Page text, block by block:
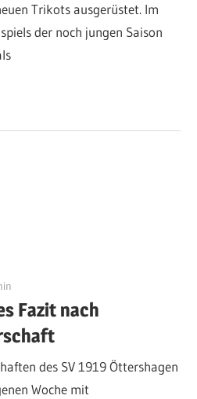
Trikots ausgerüstet. Im
der noch jungen Saison
Fazit nach
des SV 1919 Öttershagen
Woche mit